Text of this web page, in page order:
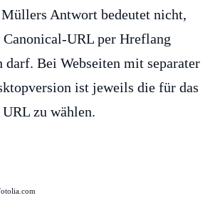
Antwort bedeutet nicht,
URL per Hreflang
Bei Webseiten mit separater
ist jeweils die für das
URL zu wählen.